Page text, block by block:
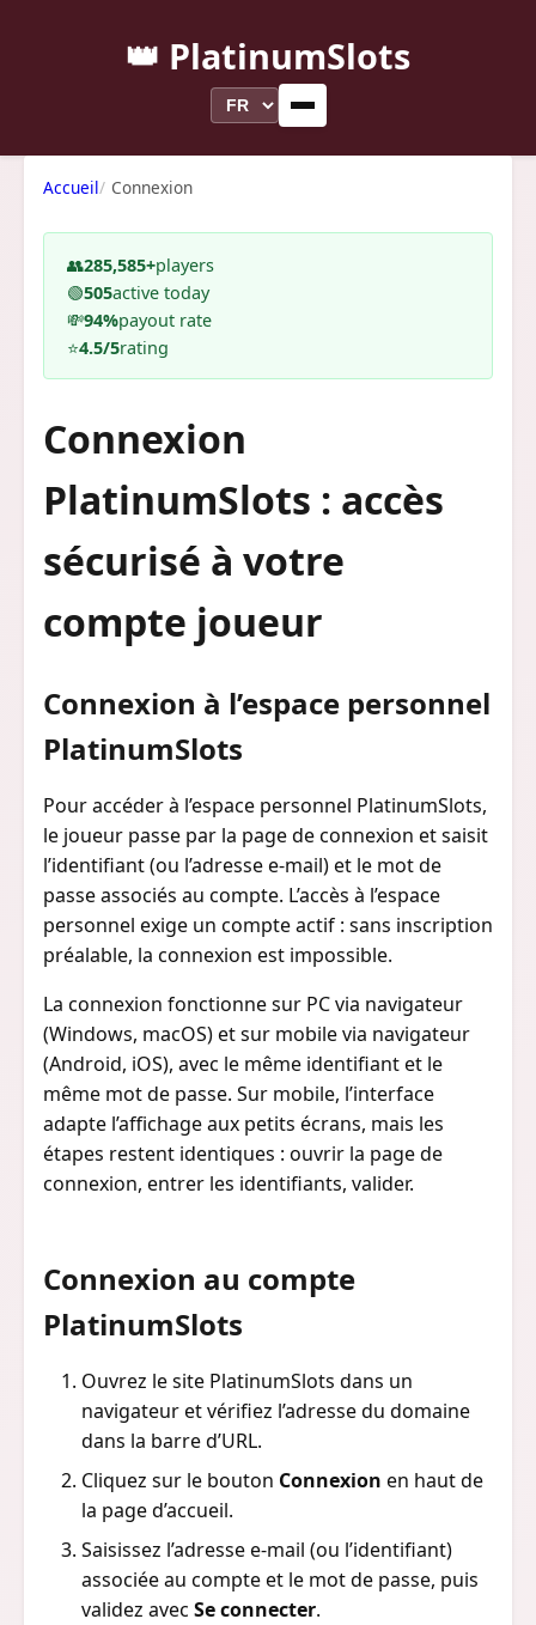
👑 PlatinumSlots
Accueil Connexion
👥285,585+players
🟢505active today
💸94%payout rate
⭐4.5/5rating
Connexion
PlatinumSlots : accès
sécurisé à votre
compte joueur
Connexion à l’espace personnel
PlatinumSlots
Pour accéder à l’espace personnel PlatinumSlots,
le joueur passe par la page de connexion et saisit
l’identifiant (ou l’adresse e-mail) et le mot de
passe associés au compte. L’accès à l’espace
personnel exige un compte actif : sans inscription
préalable, la connexion est impossible.
La connexion fonctionne sur PC via navigateur
(Windows, macOS) et sur mobile via navigateur
(Android, iOS), avec le même identifiant et le
même mot de passe. Sur mobile, l’interface
adapte l’affichage aux petits écrans, mais les
étapes restent identiques : ouvrir la page de
connexion, entrer les identifiants, valider.
Connexion au compte
PlatinumSlots
Ouvrez le site PlatinumSlots dans un
navigateur et vérifiez l’adresse du domaine
dans la barre d’URL.
Cliquez sur le bouton Connexion en haut de
la page d’accueil.
Saisissez l’adresse e-mail (ou l’identifiant)
associée au compte et le mot de passe, puis
validez avec Se connecter.